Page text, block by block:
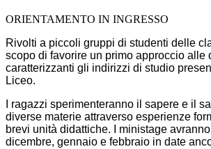
ORIENTAMENTO IN INGRESSO
Rivolti a piccoli gruppi di studenti delle
scopo di favorire un primo approccio alle
caratterizzanti gli indirizzi di studio
Liceo.
I ragazzi sperimenteranno il sapere e il
diverse materie attraverso esperienze
brevi unità didattiche. I ministage
dicembre, gennaio e febbraio in date